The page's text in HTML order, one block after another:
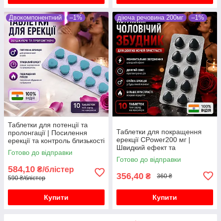
Двокомпонентний –1%
Таблетки для потенції та
пролонгації | Посилення
ерекції та контроль близькості
10 таблеток
Готово до відправки
584,10 ₴/блістер
590 ₴/блістер
Купити
діюча речовина 200мг –1%
Таблетки для покращення
ерекції CPower200 мг |
Швидкий ефект та
впевненість у собі
Готово до відправки
356,40 ₴ 360 ₴
Купити